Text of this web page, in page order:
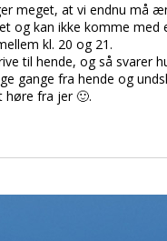
meget, at vi endnu må
og kan ikke komme
kl. 20 og 21.
til hende, og så svarer
gange fra hende og
høre fra jer 🙂.